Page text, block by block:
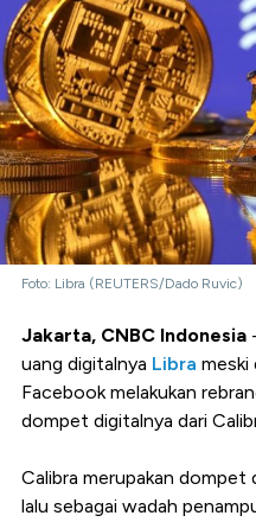
Foto: Libra (REUTERS/Dado Ruvic)
Jakarta, CNBC Indonesia
uang digitalnya Libra meski
Facebook melakukan
dompet digitalnya dari
Calibra merupakan dompet
lalu sebagai wadah